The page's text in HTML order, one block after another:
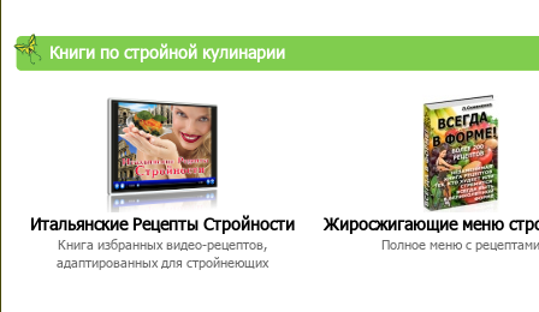
Книги по стройной кулинарии
Итальянские Рецепты Стройности
Книга избранных видео-рецептов,
адаптированных для стройнеющих
Жиросжигающие меню
Полное меню с рецептами